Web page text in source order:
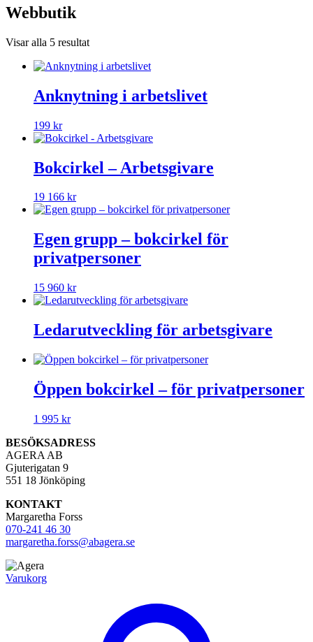
Webbutik
Visar alla 5 resultat
Anknytning i arbetslivet
199 kr
Bokcirkel – Arbetsgivare
19 166 kr
Egen grupp – bokcirkel för
privatpersoner
15 960 kr
Ledarutveckling för arbetsgivare
Öppen bokcirkel – för privatpersoner
1 995 kr
BESÖKSADRESS
AGERA AB
Gjuterigatan 9
551 18 Jönköping
KONTAKT
Margaretha Forss
070-241 46 30
margaretha.forss@abagera.se
Varukorg